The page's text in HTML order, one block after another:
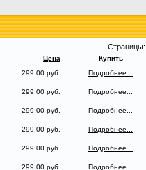
Страницы:
Цена
Купить
299.00 руб.
Подробнее...
299.00 руб.
Подробнее...
299.00 руб.
Подробнее...
299.00 руб.
Подробнее...
299.00 руб.
Подробнее...
299.00 руб. Подробнее...